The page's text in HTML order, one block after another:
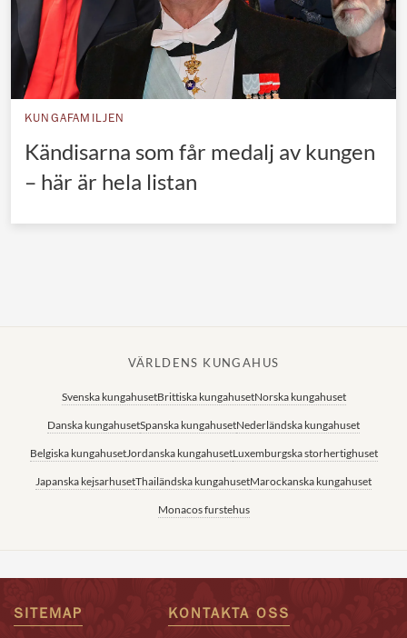
KUNGAFAMILJEN
Kändisarna som får medalj av kungen
– här är hela listan
VÄRLDENS KUNGAHUS
Svenska kungahusetBrittiska kungahusetNorska kungahuset
Danska kungahusetSpanska kungahusetNederländska kungahuset
Belgiska kungahusetJordanska kungahusetLuxemburgska storhertighuset
Japanska kejsarhusetThailändska kungahusetMarockanska kungahuset
Monacos furstehus
SITEMAP KONTAKTA OSS